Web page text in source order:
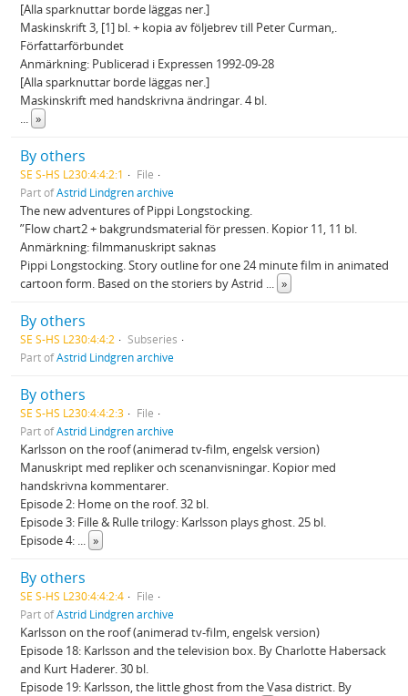
[Alla sparknuttar borde läggas ner.]
Maskinskrift 3, [1] bl. + kopia av följebrev till Peter Curman,.
Författarförbundet
Anmärkning: Publicerad i Expressen 1992-09-28
[Alla sparknuttar borde läggas ner.]
Maskinskrift med handskrivna ändringar. 4 bl.
... »
By others
SE S-HS L230:4:4:2:1
File
Part ofAstrid Lindgren archive
The new adventures of Pippi Longstocking.
”Flow chart2 + bakgrundsmaterial för pressen. Kopior 11, 11 bl.
Anmärkning: filmmanuskript saknas
Pippi Longstocking. Story outline for one 24 minute film in animated
cartoon form. Based on the storiers by Astrid ... »
By others
SE S-HS L230:4:4:2
Subseries
Part ofAstrid Lindgren archive
By others
SE S-HS L230:4:4:2:3
File
Part ofAstrid Lindgren archive
Karlsson on the roof (animerad tv-film, engelsk version)
Manuskript med repliker och scenanvisningar. Kopior med
handskrivna kommentarer.
Episode 2: Home on the roof. 32 bl.
Episode 3: Fille & Rulle trilogy: Karlsson plays ghost. 25 bl.
Episode 4: ... »
By others
SE S-HS L230:4:4:2:4
File
Part ofAstrid Lindgren archive
Karlsson on the roof (animerad tv-film, engelsk version)
Episode 18: Karlsson and the television box. By Charlotte Habersack
and Kurt Haderer. 30 bl.
Episode 19: Karlsson, the little ghost from the Vasa district. By